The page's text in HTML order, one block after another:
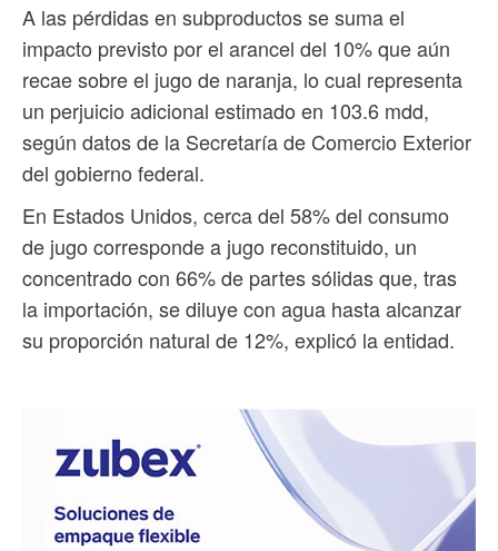
A las pérdidas en subproductos se suma el
impacto previsto por el arancel del 10% que aún
recae sobre el jugo de naranja, lo cual representa
un perjuicio adicional estimado en 103.6 mdd,
según datos de la Secretaría de Comercio Exterior
del gobierno federal.
En Estados Unidos, cerca del 58% del consumo
de jugo corresponde a jugo reconstituido, un
concentrado con 66% de partes sólidas que, tras
la importación, se diluye con agua hasta alcanzar
su proporción natural de 12%, explicó la entidad.